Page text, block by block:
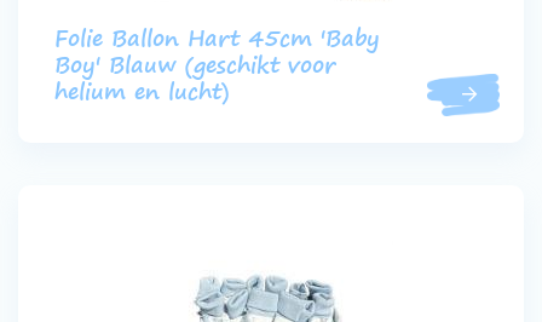
Folie Ballon Hart 45cm 'Baby
Boy' Blauw (geschikt voor
helium en lucht)